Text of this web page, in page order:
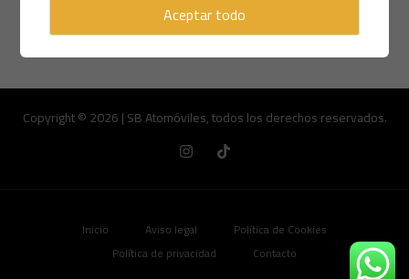
Copyright © 2026 | SB Atomóviles, todos los derechos reservados.
Inicio Aviso legal
Política de Cookies
Política de privacidad
Contacto
Aceptar todo